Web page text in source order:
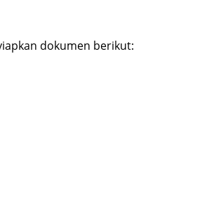
dokumen berikut: